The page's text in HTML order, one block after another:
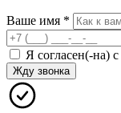
Ваше имя *
Я согласен(-на) с
Жду звонка